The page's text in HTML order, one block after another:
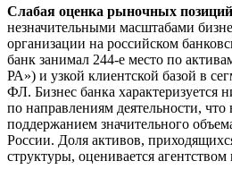
Слабая оценка рыночных позиций
незначительными масштабами
организации на российском
банк занимал 244-е место по
РА») и узкой клиентской базой в
ФЛ. Бизнес банка характеризуется
по направлениям деятельности, что
поддержанием значительного
России. Доля активов,
структуры, оценивается агентством